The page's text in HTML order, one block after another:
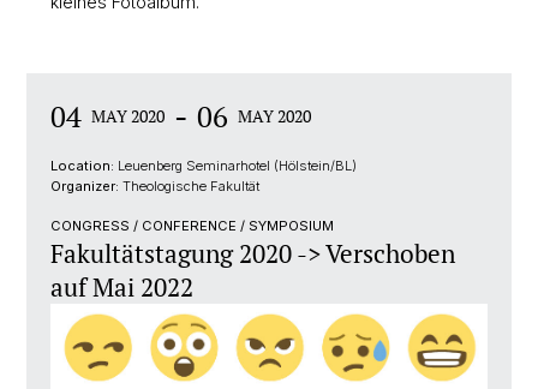
04 MAY 2020 - 06 MAY 2020
Location: Leuenberg Seminarhotel (Hölstein/BL)
Organizer: Theologische Fakultät
CONGRESS / CONFERENCE / SYMPOSIUM
Fakultätstagung 2020 -> Verschoben
auf Mai 2022